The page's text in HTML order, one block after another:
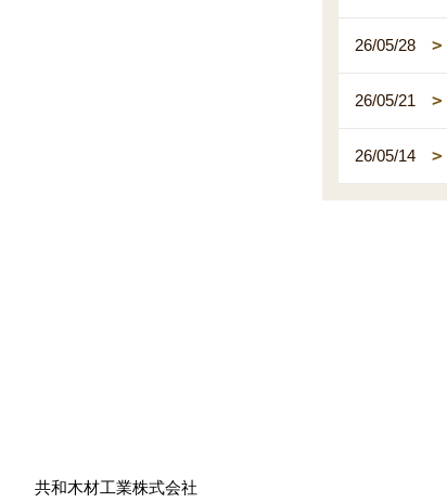
26/05/28
26/05/21
26/05/14
共和木材工業株式会社